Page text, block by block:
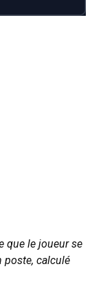
que le joueur se
poste, calculé